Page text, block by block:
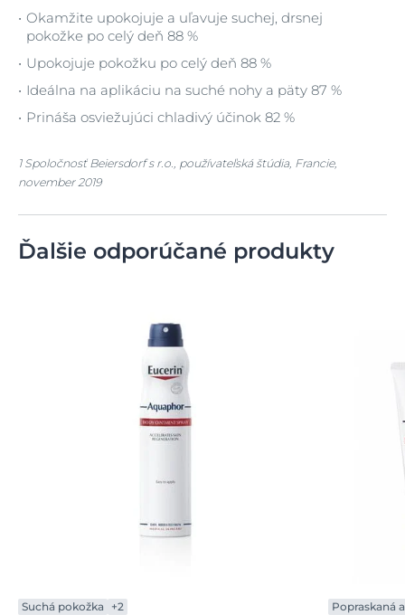
Okamžite upokojuje a uľavuje suchej, drsnej
pokožke po celý deň 88 %
Upokojuje pokožku po celý deň 88 %
Ideálna na aplikáciu na suché nohy a päty 87 %
Prináša osviežujúci chladivý účinok 82 %
1 Spoločnosť Beiersdorf s r.o., používateľská štúdia, Francie,
november 2019
Ďalšie odporúčané produkty
Suchá pokožka +2 Popraskaná